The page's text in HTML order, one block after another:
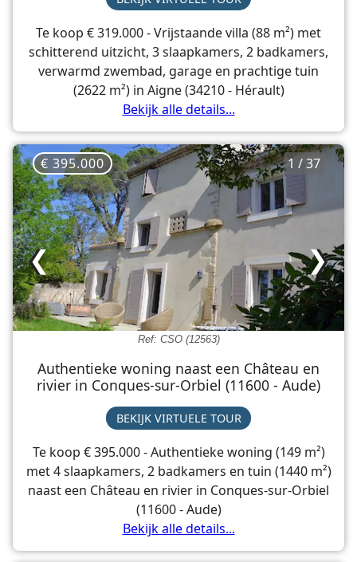
Te koop € 319.000 - Vrijstaande villa (88 m²) met
schitterend uitzicht, 3 slaapkamers, 2 badkamers,
verwarmd zwembad, garage en prachtige tuin
(2622 m²) in Aigne (34210 - Hérault)
Bekijk alle details...
Ref: CSO (12563)
1 / 37
❯
❮
€ 395.000
Authentieke woning naast een Château en
rivier in Conques-sur-Orbiel (11600 - Aude)
BEKIJK VIRTUELE TOUR
Te koop € 395.000 - Authentieke woning (149 m²)
met 4 slaapkamers, 2 badkamers en tuin (1440 m²)
naast een Château en rivier in Conques-sur-Orbiel
(11600 - Aude)
Bekijk alle details...